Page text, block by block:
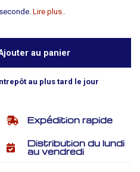
Lire plus..
au panier
au plus tard le jour
Expédition rapide
Distribution du lundi
au vendredi